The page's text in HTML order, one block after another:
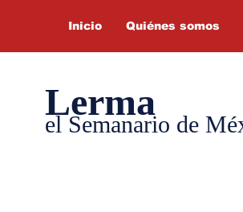
Inicio Quiénes somos
Lerma
el Semanario de